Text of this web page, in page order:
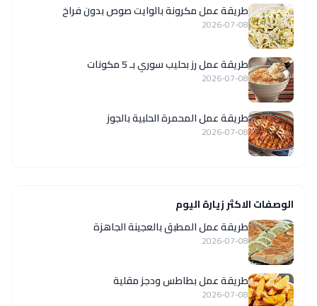
طريقة عمل مكرونة بالوايت صوص بدون فراخ
2026-07-08
طريقة عمل رز بحليب سوري بـ 5 مكونات
2026-07-08
طريقة عمل المحمرة الحلبية بالجوز
2026-07-08
الوصفات الاكثر زيارة اليوم
طريقة عمل المطبق بالعجينة الجاهزة
2026-07-08
طريقة عمل بطاطس ودجز مقلية
2026-07-08